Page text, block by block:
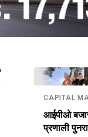
CAPITAL
आईपीओ
प्रणाली